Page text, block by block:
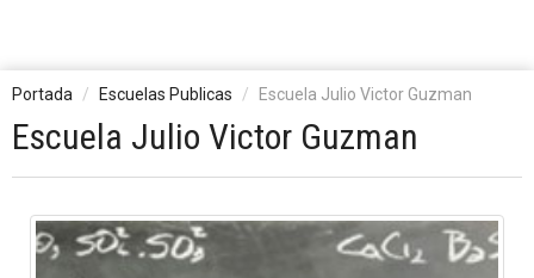
Portada Escuelas Publicas Escuela Julio Victor Guzman
Escuela Julio Victor Guzman